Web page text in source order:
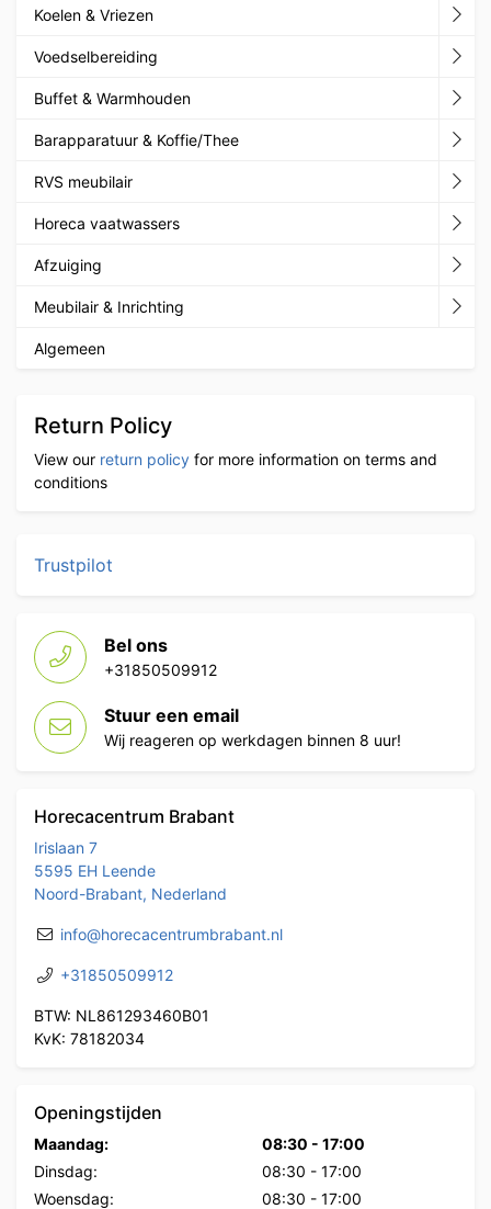
Koelen & Vriezen
Voedselbereiding
Buffet & Warmhouden
Barapparatuur & Koffie/Thee
RVS meubilair
Horeca vaatwassers
Afzuiging
Meubilair & Inrichting
Algemeen
Return Policy
View our return policy for more information on terms and
conditions
Trustpilot
Bel ons
+31850509912
Stuur een email
Wij reageren op werkdagen binnen 8 uur!
Horecacentrum Brabant
Irislaan 7
5595 EH Leende
Noord-Brabant, Nederland
info@horecacentrumbrabant.nl
+31850509912
BTW: NL861293460B01
KvK: 78182034
Openingstijden
Maandag: 08:30 - 17:00
Dinsdag:
08:30 - 17:00
Woensdag:
08:30 - 17:00